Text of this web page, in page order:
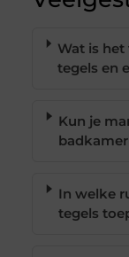
Wat is
tegels en
Kun je
In welke
tegels